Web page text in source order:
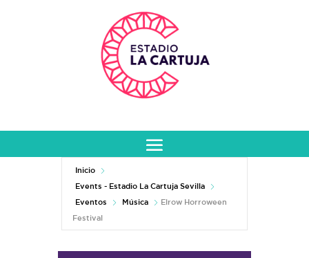
Inicio
Events - Estadio La Cartuja Sevilla
Eventos
Música
Elrow Horroween
Festival